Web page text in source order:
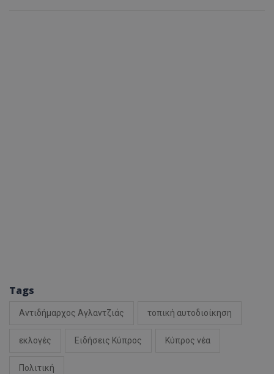
Tags
Αντιδήμαρχος Αγλαντζιάς τοπική αυτοδιοίκηση
εκλογές Ειδήσεις Κύπρος Κύπρος νέα
Πολιτική